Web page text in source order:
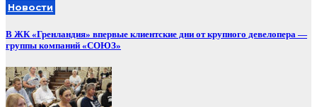
Новости
В ЖК «Гренландия» впервые клиентские дни от крупного девелопера —
группы компаний «СОЮЗ»